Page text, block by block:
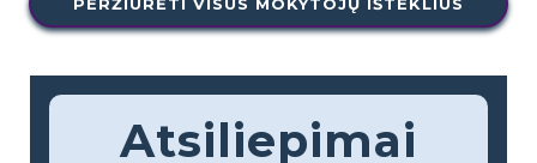
PERŽIŪRĖTI VISUS MOKYTOJŲ IŠTEKLIUS
Atsiliepimai